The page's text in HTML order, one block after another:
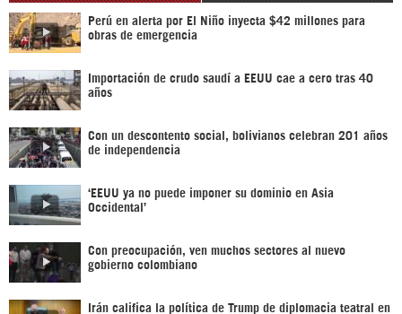
Perú en alerta por El Niño inyecta $42 millones para
obras de emergencia
Importación de crudo saudí a EEUU cae a cero tras 40
años
Con un descontento social, bolivianos celebran 201 años
de independencia
‘EEUU ya no puede imponer su dominio en Asia
Occidental’
Con preocupación, ven muchos sectores al nuevo
gobierno colombiano
Irán califica la política de Trump de diplomacia teatral en